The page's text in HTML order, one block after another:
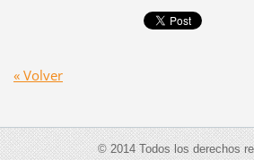
« Volver
© 2014 Todos los derechos